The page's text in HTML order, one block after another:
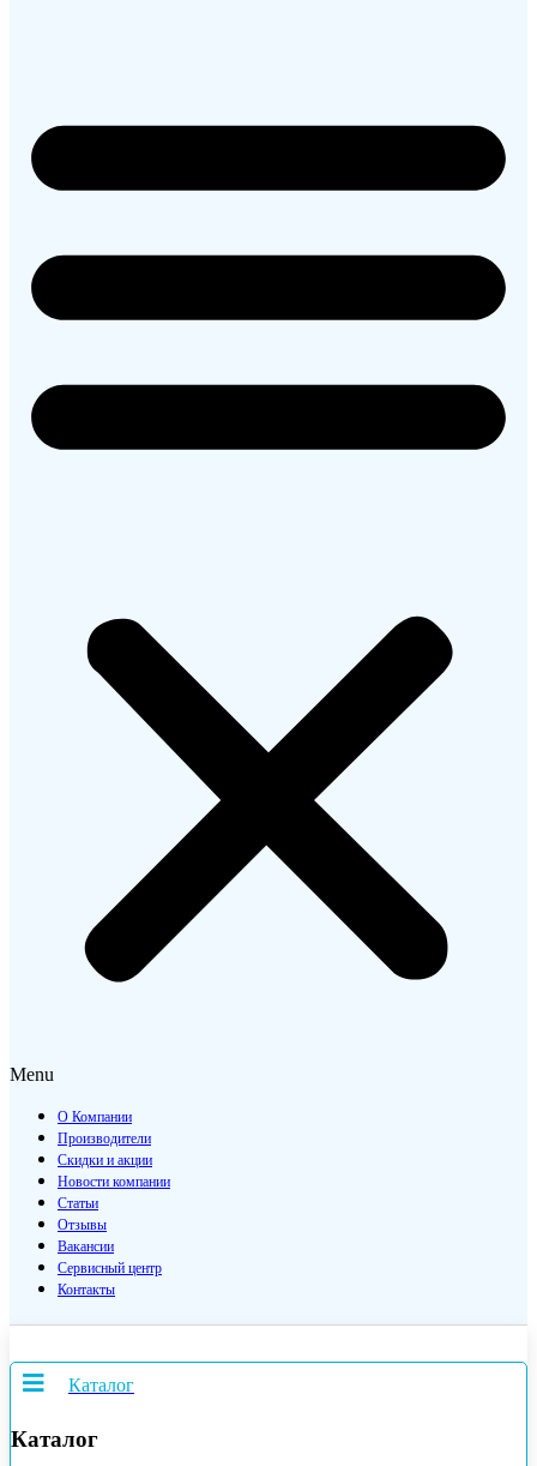
Menu
О Компании
Производители
Скидки и акции
Новости компании
Статьи
Отзывы
Вакансии
Сервисный центр
Контакты
Каталог
Каталог